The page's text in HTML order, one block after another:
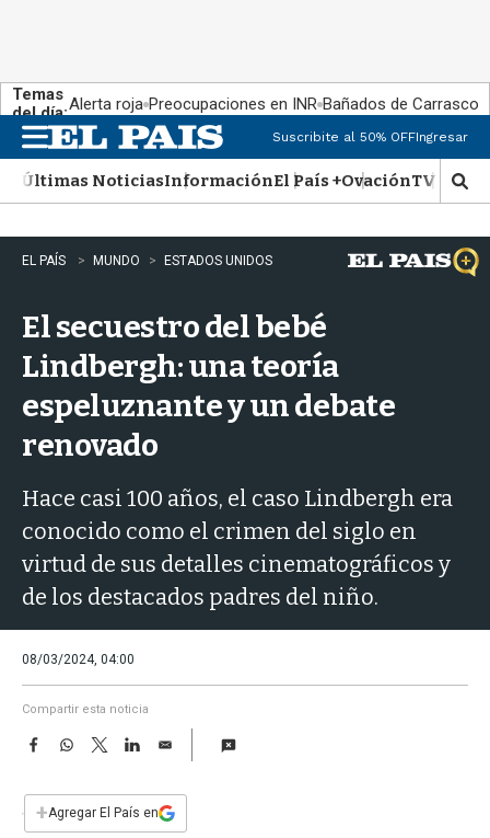
Temas
del día:Alerta roja Preocupaciones en INR Bañados de Carrasco
n
u
Suscribite al 50% OFFIngresar
Últimas NoticiasInformaciónEl País +OvaciónTV Show
M
o
s
t
r
EL PAÍS MUNDO ESTADOS UNIDOS
El secuestro del bebé
Lindbergh: una teoría
espeluznante y un debate
renovado
Hace casi 100 años, el caso Lindbergh era
conocido como el crimen del siglo en
virtud de sus detalles cinematográficos y
de los destacados padres del niño.
08/03/2024, 04:00
Compartir esta noticia
F
e
b
W
s
T
w
t
L
E
i
l
+Agregar El País en